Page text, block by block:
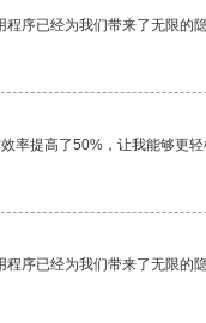
序已经为我们带来了无限的
率提高了50%，让我能够更
序已经为我们带来了无限的